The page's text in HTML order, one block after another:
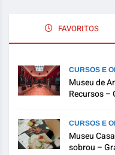
FAVORITOS
CURSOS E
Museu de
Recursos –
CURSOS E
Museu
sobrou –